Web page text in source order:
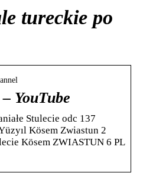
tureckie po
YouTube
Stulecie odc 137
Kösem Zwiastun 2
Kösem ZWIASTUN 6 PL